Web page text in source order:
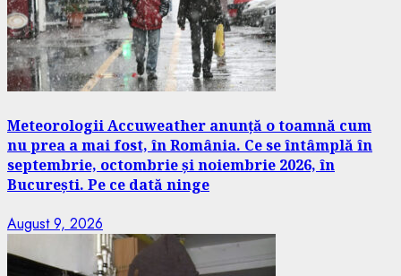
Meteorologii Accuweather anunță o toamnă cum
nu prea a mai fost, în România. Ce se întâmplă în
septembrie, octombrie și noiembrie 2026, în
București. Pe ce dată ninge
August 9, 2026